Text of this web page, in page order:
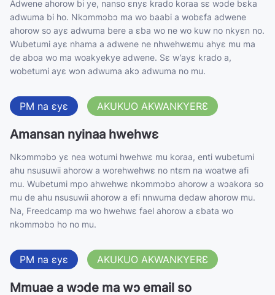
Adwene ahorow bi ye, nanso ɛnyɛ krado koraa sɛ wɔde bɛka
adwuma bi ho. Nkɔmmɔbɔ ma wo baabi a wobɛfa adwene
ahorow so ayɛ adwuma bere a ɛba wo ne wo kuw no nkyɛn no.
Wubetumi ayɛ nhama a adwene ne nhwehwɛmu ahyɛ mu ma
de aboa wo ma woakyekye adwene. Sɛ w’ayɛ krado a,
wobetumi ayɛ wɔn adwuma akɔ adwuma no mu.
PM na ɛyɛ AKUKUO AKWANKYERƐ
Amansan nyinaa hwehwɛ
Nkɔmmɔbɔ yɛ nea wotumi hwehwɛ mu koraa, enti wubetumi
ahu nsusuwii ahorow a worehwehwɛ no ntɛm na woatwe afi
mu. Wubetumi mpo ahwehwɛ nkɔmmɔbɔ ahorow a wɔakora so
mu de ahu nsusuwii ahorow a efi nnwuma dedaw ahorow mu.
Na, Freedcamp ma wo hwehwɛ fael ahorow a ɛbata wo
nkɔmmɔbɔ ho no mu.
PM na ɛyɛ AKUKUO AKWANKYERƐ
Mmuae a wɔde ma wɔ email so